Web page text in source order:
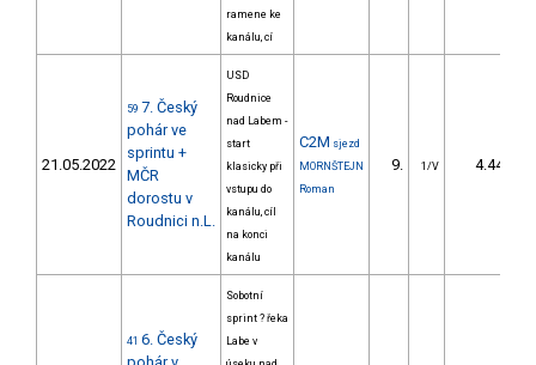
ramene ke
kanálu, cí
21.05.2022
59 7. Český
pohár ve
sprintu +
MČR
dorostu v
Roudnici n.L.
USD
Roudnice
nad Labem -
start
klasicky při
vstupu do
kanálu, cíl
na konci
kanálu
C2M sjezd
MORNŠTEJN
Roman
9. 1/V 4.44
41 6. Český
Sobotní
sprint ? řeka
Labe v